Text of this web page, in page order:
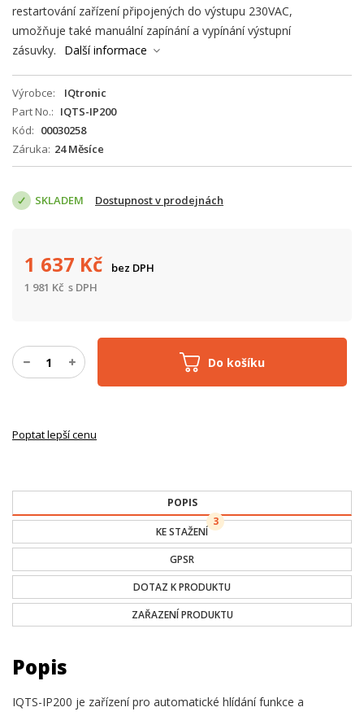
restartování zařízení připojených do výstupu 230VAC,
umožňuje také manuální zapínání a vypínání výstupní
zásuvky.
Další informace
Výrobce
IQtronic
Part No.
IQTS-IP200
Kód
00030258
Záruka 24 Měsíce
SKLADEM Dostupnost v prodejnách
Do košíku
1 637 Kč
bez DPH
1 981 Kč s DPH
Poptat lepší cenu
POPIS
KE STAŽENÍ
3
GPSR
DOTAZ K PRODUKTU
ZAŘAZENÍ PRODUKTU
Popis
IQTS-IP200 je zařízení pro automatické hlídání funkce a